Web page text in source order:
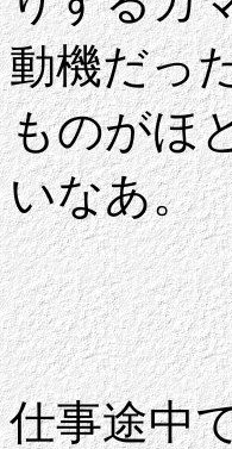
動機だっ
ものがほ
いなあ。
仕事途中